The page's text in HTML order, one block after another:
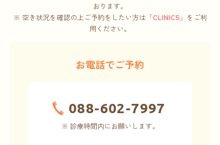
おります。
※ 空き状況を確認の上ご予約をしたい方は 「CLINICS」 をご利
用ください。
お電話でご予約
088-602-7997
※ 診療時間内にお願いします。